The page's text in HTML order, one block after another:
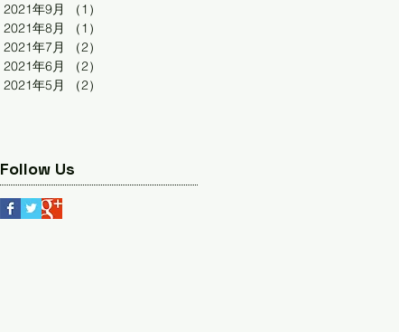
2021年9月
（1）
2021年8月
（1）
2021年7月
（2）
2021年6月
（2）
2021年5月
（2）
Follow Us